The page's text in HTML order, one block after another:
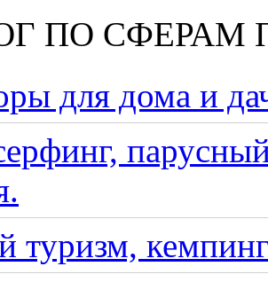
ПО СФЕРАМ
для дома и
туризм,